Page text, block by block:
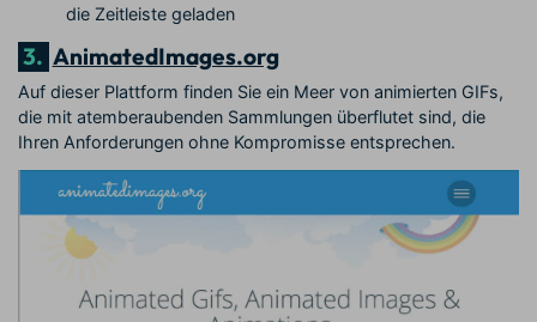
die Zeitleiste geladen
3. AnimatedImages.org
Auf dieser Plattform finden Sie ein Meer von animierten GIFs,
die mit atemberaubenden Sammlungen überflutet sind, die
Ihren Anforderungen ohne Kompromisse entsprechen.